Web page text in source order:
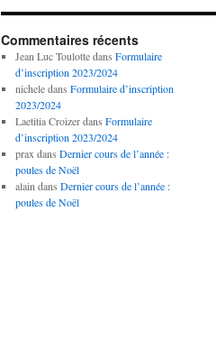
Commentaires récents
Jean Luc Toulottedans Formulaire
d’inscription 2023/2024
nicheledans Formulaire d’inscription
2023/2024
Laetitia Croizerdans Formulaire
d’inscription 2023/2024
prax dans Dernier cours de l’année :
poules de Noël
alain dans Dernier cours de l’année :
poules de Noël